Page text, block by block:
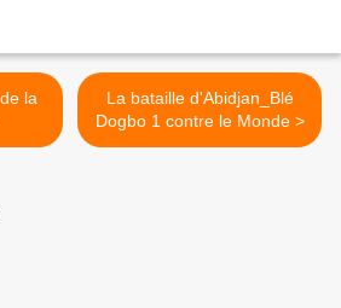
La bataille d'Abidjan_Blé
Dogbo 1 contre le Monde >